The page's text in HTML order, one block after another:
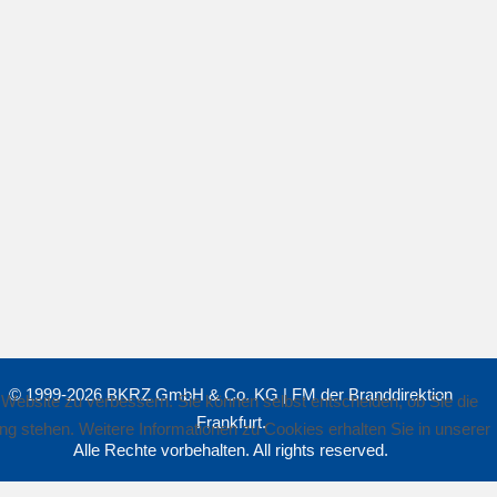
© 1999-2026 BKRZ GmbH & Co. KG | FM der Branddirektion
Frankfurt.
Alle Rechte vorbehalten. All rights reserved.
zu verbessern. Sie können selbst entscheiden, ob Sie die
stehen. Weitere Informationen zu Cookies erhalten Sie in unserer